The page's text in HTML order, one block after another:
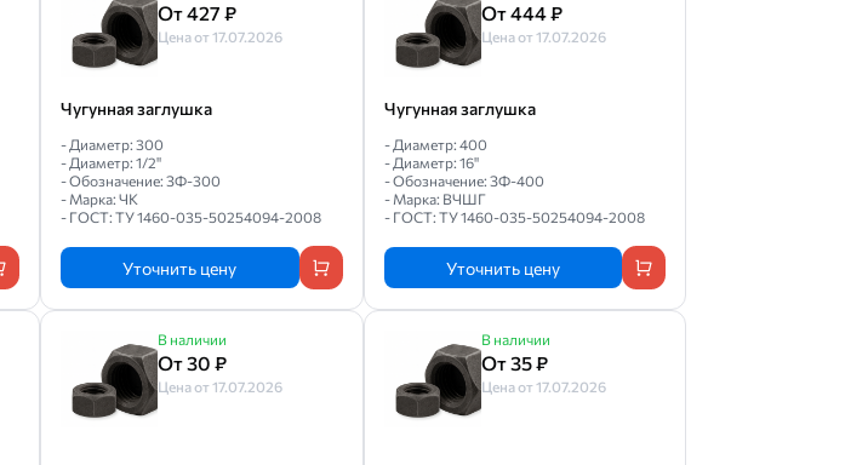
От 427 ₽
Цена от 17.07.2026
Чугунная заглушка
- Диаметр: 300
- Диаметр: 1/2"
- Обозначение: ЗФ-300
- Марка: ЧК
- ГОСТ: ТУ 1460-035-50254094-2008
Уточнить цену
От 444 ₽
Цена от 17.07.2026
Чугунная заглушка
- Диаметр: 400
- Диаметр: 16"
- Обозначение: ЗФ-400
- Марка: ВЧШГ
- ГОСТ: ТУ 1460-035-50254094-2008
Уточнить цену
В наличии
От 30 ₽
Цена от 17.07.2026
В наличии
От 35 ₽
Цена от 17.07.2026